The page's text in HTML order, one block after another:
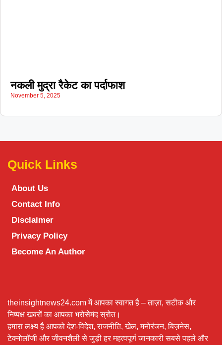
नकली मुद्रा रैकेट का पर्दाफाश
November 5, 2025
Quick Links
About Us
Contact Info
Disclaimer
Privacy Policy
Become An Author
theinsightnews24.com में आपका स्वागत है – ताज़ा, सटीक और
निष्पक्ष खबरों का आपका भरोसेमंद स्रोत।
हमारा लक्ष्य है आपको देश-विदेश, राजनीति, खेल, मनोरंजन, बिज़नेस,
टेक्नोलॉजी और जीवनशैली से जुड़ी हर महत्वपूर्ण जानकारी सबसे पहले और